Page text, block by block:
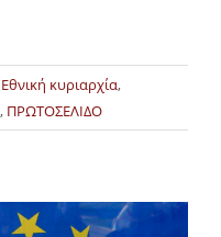
Εθνική κυριαρχία,
, ΠΡΩΤΟΣΕΛΙΔΟ